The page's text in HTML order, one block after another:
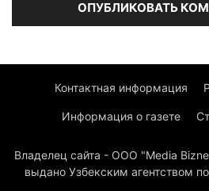
Контактная информация
Информация о газете
Владелец сайта - ООО "Media
выдано Узбекским агентством